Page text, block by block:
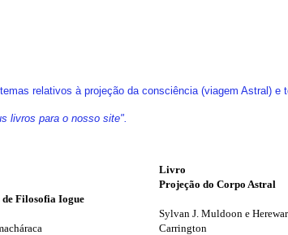
relativos à projeção da consciência (viagem Astral)
livros para o nosso site".
de Filosofia Iogue
Livro
Projeção do Corpo Astral
Sylvan J. Muldoon e
Carrington